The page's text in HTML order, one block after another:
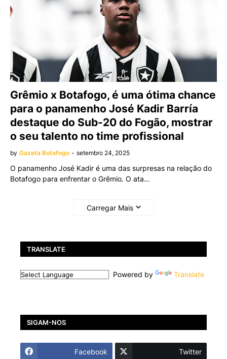
Grêmio x Botafogo, é uma ótima chance
para o panamenho José Kadir Barría
destaque do Sub-20 do Fogão, mostrar
o seu talento no time profissional
by Gazeta Botafogo - setembro 24, 2025
O panamenho José Kadir é uma das surpresas na relação do
Botafogo para enfrentar o Grêmio. O ata…
Carregar Mais
TRANSLATE
Powered by Translate
SIGAM-NOS
Facebook Twitter